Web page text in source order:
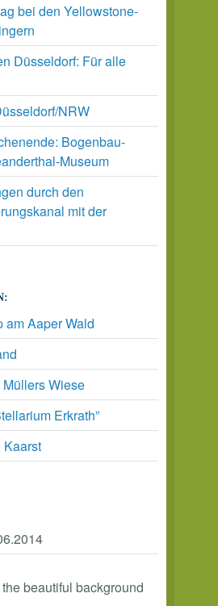
bei den Yellowstone-
Düsseldorf: Für alle
NRW
Bogenbau-
Museum
durch den
mit der
am Aaper Wald
Wiese
Erkrath”
Kaarst
beautiful background